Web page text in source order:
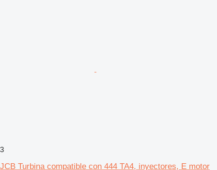
3
JCB Turbina compatible con 444 TA4, inyectores, E motor